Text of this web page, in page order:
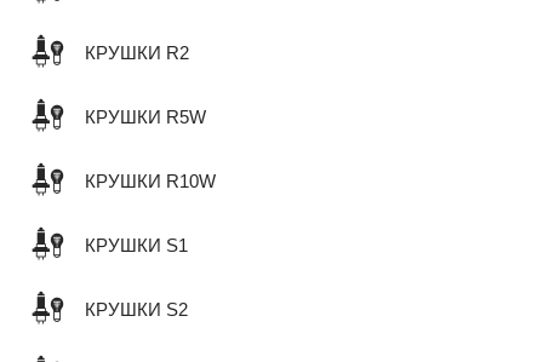
КРУШКИ R2
КРУШКИ R5W
КРУШКИ R10W
КРУШКИ S1
КРУШКИ S2